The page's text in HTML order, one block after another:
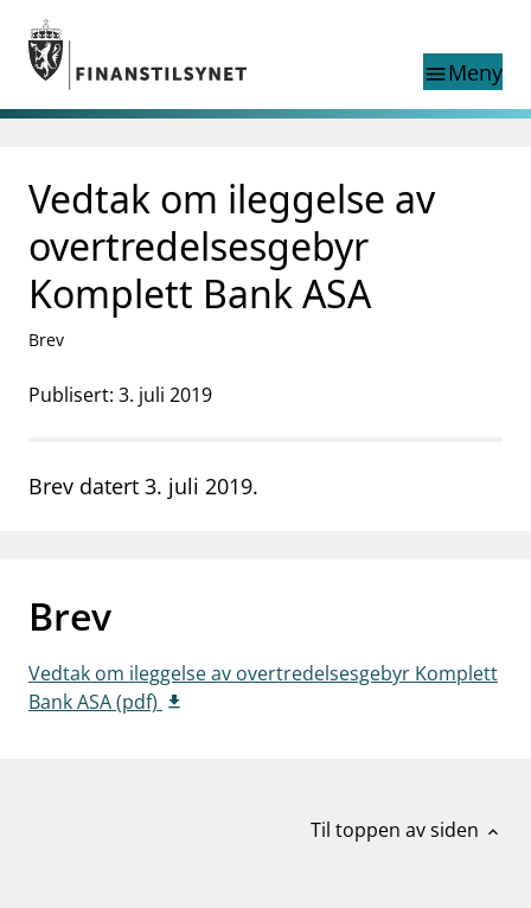
Gå til hovedinnhold
Gå til søkesiden
menuMeny
nettstedet
language
English
exist in English
English home page
Tilsyn
Aktuelt
Finanstilsynets registre
dashboardInformasjon for investorer
notifications_noneAbonner på nyhetsvarsel
Vedtak om ileggelse av
overtredelsesgebyr
Komplett Bank ASA
Brev
Publisert: 3. juli 2019
Brev datert 3. juli 2019.
Brev
Vedtak om ileggelse av overtredelsesgebyr Komplett
Bank ASA (pdf)
Til toppen av siden expand_less